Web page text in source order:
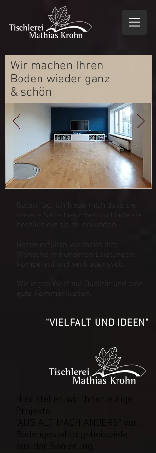
Wir machen Ihren
Boden wieder ganz
& schön
Guten Tag, ich freue mich dass sie
unsere Seite besuchen und lade sie
herzlich ein sie zu erkunden.
Gerne erfüllen wir Ihnen Ihre
Wünsche mit unseren Leistungen,
kompetent und vertrauensvoll.
Wir legen Wert auf Qualität und eine
gute Kommunikation.
"VIELFALT UND IDEEN"
Hier stellen wir Ihnen einige
Projekte
"AUS ALT MACH ANDERS" vor.
Bodengestaltungsbeispiele
aus der Sanierung,